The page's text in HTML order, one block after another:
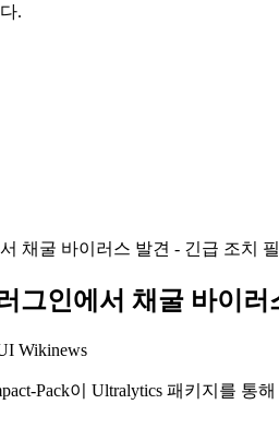
.
채굴 바이러스 발견 - 긴급 조치
그인에서 채굴 바이러
Wikinews
Pack이 Ultralytics 패키지를